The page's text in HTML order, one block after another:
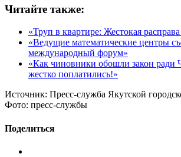
Читайте также:
«Труп в квартире: Жестокая
«Ведущие математические центры
международный форум»
«Как чиновники обошли закон ради
жестко поплатились!»
Источник: Пресс-служба Якутской
Фото: пресс-службы
Поделиться